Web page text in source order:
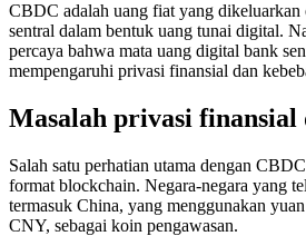
CBDC adalah uang fiat yang dikeluarkan
sentral dalam bentuk uang tunai digital.
percaya bahwa mata uang digital bank
mempengaruhi privasi finansial dan
Masalah privasi finansial
Salah satu perhatian utama dengan
format blockchain. Negara-negara yang
termasuk China, yang menggunakan
CNY, sebagai koin pengawasan.